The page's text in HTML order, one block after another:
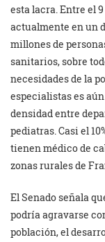
esta lacra. Entre el
actualmente en un
millones de
sanitarios, sobre
necesidades de la
especialistas es
densidad entre
pediatras. Casi el
tienen médico de
zonas rurales de
El Senado señala
podría agravarse
población, el